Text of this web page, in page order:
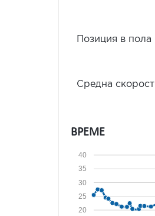
Позиция в пола
Средна скорост
ВРЕМЕ
20
25
30
35
40